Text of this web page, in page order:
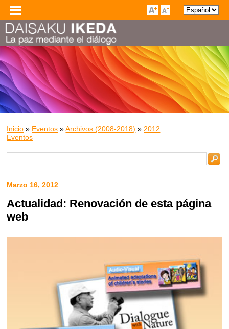
Inicio » Eventos »Archivos (2008-2018) » 2012
Eventos
Marzo 16, 2012
Actualidad: Renovación de esta página
web